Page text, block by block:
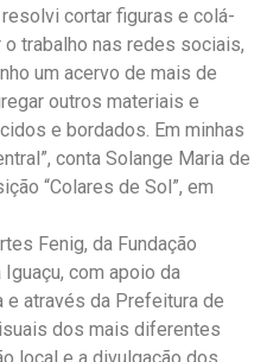
cortar figuras e colá-
trabalho nas redes sociais,
um acervo de mais de
outros materiais e
e bordados. Em minhas
conta Solange Maria de
“Colares de Sol”, em
Fenig, da Fundação
com apoio da
e através da Prefeitura de
dos mais diferentes